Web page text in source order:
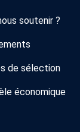
soutenir ?
de sélection
économique